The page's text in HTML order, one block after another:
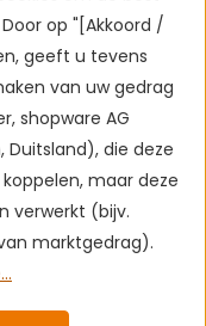
op "[Akkoord /
geeft u tevens
van uw gedrag
shopware AG
Duitsland), die deze
maar deze
verwerkt (bijv.
marktgedrag).